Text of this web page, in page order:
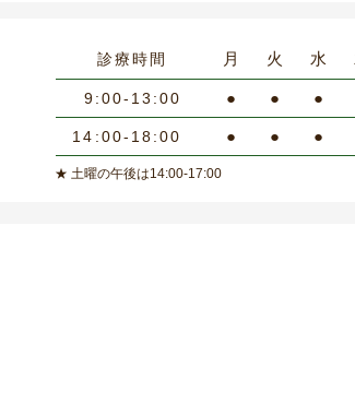
診療時間 月 火 水
9:00-13:00 ● ● ●
14:00-18:00 ● ● ●
★ 土曜の午後は14:00-17:00